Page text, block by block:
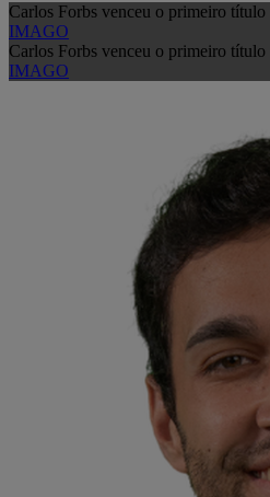
Carlos Forbs venceu o primeiro
IMAGO
Carlos Forbs venceu o primeiro
IMAGO